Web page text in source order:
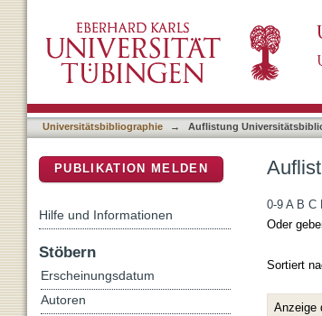
Universitätsbibliographie → Auflistung
0-9 A B C
Oder
Sortiert
Anzeige
PUBLIKATION MELDEN
Hilfe und Informationen
Stöbern
Erscheinungsdatum
Autoren